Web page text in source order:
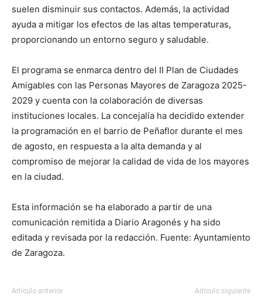
suelen disminuir sus contactos. Además, la actividad
ayuda a mitigar los efectos de las altas temperaturas,
proporcionando un entorno seguro y saludable.
El programa se enmarca dentro del II Plan de Ciudades
Amigables con las Personas Mayores de Zaragoza 2025-
2029 y cuenta con la colaboración de diversas
instituciones locales. La concejalía ha decidido extender
la programación en el barrio de Peñaflor durante el mes
de agosto, en respuesta a la alta demanda y al
compromiso de mejorar la calidad de vida de los mayores
en la ciudad.
Esta información se ha elaborado a partir de una
comunicación remitida a Diario Aragonés y ha sido
editada y revisada por la redacción. Fuente: Ayuntamiento
de Zaragoza.
Artículo anterior Artículo siguiente